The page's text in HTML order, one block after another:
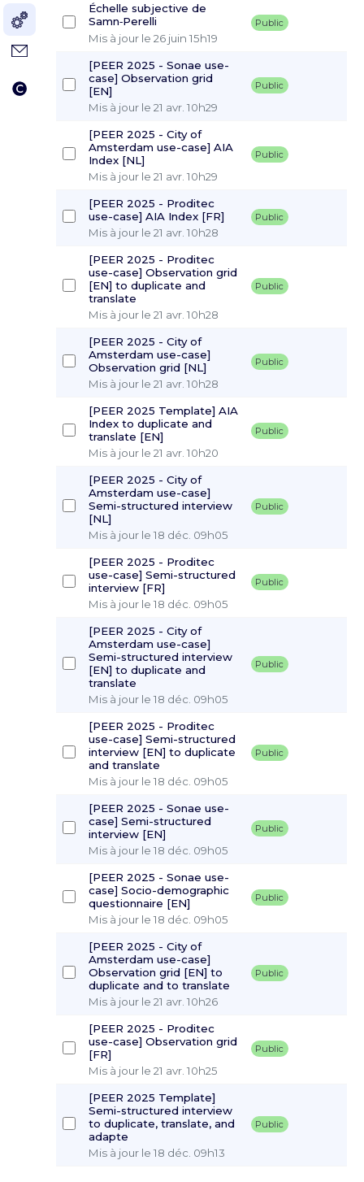
Échelle subjective de
Samn‐Perelli
Mis à jour le 26 juin 15h19
Public
[PEER 2025 - Sonae use-
case] Observation grid
[EN]
Mis à jour le 21 avr. 10h29
Public
[PEER 2025 - City of
Amsterdam use-case] AIA
Index [NL]
Mis à jour le 21 avr. 10h29
Public
[PEER 2025 - Proditec
use-case] AIA Index [FR]
Mis à jour le 21 avr. 10h28
Public
[PEER 2025 - Proditec
use-case] Observation grid
[EN] to duplicate and
translate
Mis à jour le 21 avr. 10h28
Public
[PEER 2025 - City of
Amsterdam use-case]
Observation grid [NL]
Mis à jour le 21 avr. 10h28
Public
[PEER 2025 Template] AIA
Index to duplicate and
translate [EN]
Mis à jour le 21 avr. 10h20
Public
[PEER 2025 - City of
Amsterdam use-case]
Semi-structured interview
[NL]
Mis à jour le 18 déc. 09h05
Public
[PEER 2025 - Proditec
use-case] Semi-structured
interview [FR]
Mis à jour le 18 déc. 09h05
Public
[PEER 2025 - City of
Amsterdam use-case]
Semi-structured interview
[EN] to duplicate and
translate
Mis à jour le 18 déc. 09h05
Public
[PEER 2025 - Proditec
use-case] Semi-structured
interview [EN] to duplicate
and translate
Mis à jour le 18 déc. 09h05
Public
[PEER 2025 - Sonae use-
case] Semi-structured
interview [EN]
Mis à jour le 18 déc. 09h05
Public
[PEER 2025 - Sonae use-
case] Socio-demographic
questionnaire [EN]
Mis à jour le 18 déc. 09h05
Public
[PEER 2025 - City of
Amsterdam use-case]
Observation grid [EN] to
duplicate and to translate
Mis à jour le 21 avr. 10h26
Public
[PEER 2025 - Proditec
use-case] Observation grid
[FR]
Mis à jour le 21 avr. 10h25
Public
[PEER 2025 Template]
Semi-structured interview
to duplicate, translate, and
adapte
Mis à jour le 18 déc. 09h13
Public